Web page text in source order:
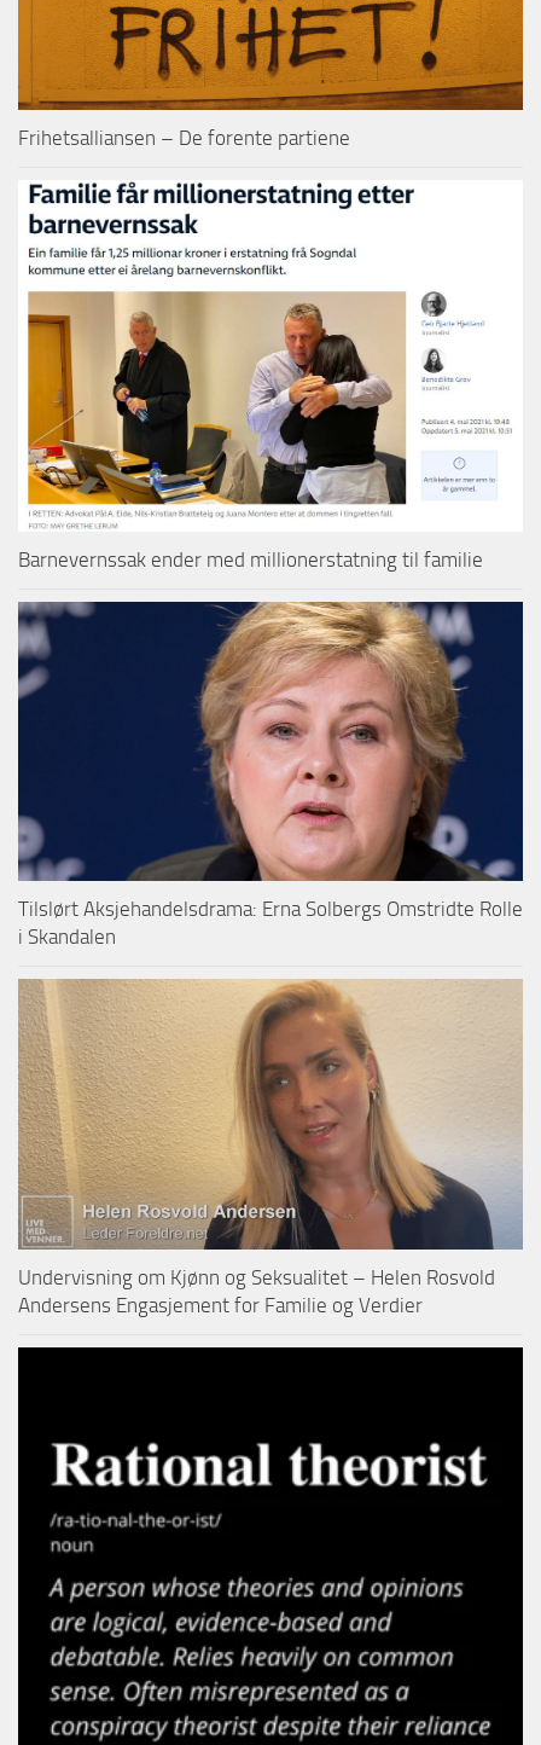
Frihetsalliansen – De forente partiene
Barnevernssak ender med millionerstatning til familie
Tilslørt Aksjehandelsdrama: Erna Solbergs Omstridte Rolle
i Skandalen
Undervisning om Kjønn og Seksualitet – Helen Rosvold
Andersens Engasjement for Familie og Verdier